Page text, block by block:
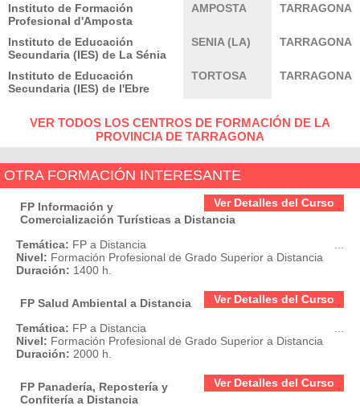
Instituto de Formación
Profesional d'Amposta
AMPOSTA TARRAGONA
Instituto de Educación
Secundaria (IES) de La Sénia
SENIA (LA) TARRAGONA
Instituto de Educación
Secundaria (IES) de l'Ebre
TORTOSA TARRAGONA
VER TODOS LOS CENTROS DE FORMACIÓN DE LA
PROVINCIA DE TARRAGONA
OTRA FORMACIÓN INTERESANTE
Ver Detalles del Curso
FP Información y
Comercialización Turísticas a Distancia
Temática: FP a Distancia
Nivel: Formación Profesional de Grado Superior a Distancia
Duración: 1400 h.
Ver Detalles del Curso
FP Salud Ambiental a Distancia
Temática: FP a Distancia
Nivel: Formación Profesional de Grado Superior a Distancia
Duración: 2000 h.
Ver Detalles del Curso
FP Panadería, Repostería y
Confitería a Distancia